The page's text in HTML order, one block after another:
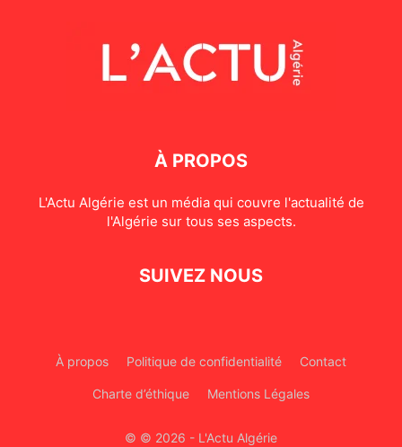
À PROPOS
L'Actu Algérie est un média qui couvre l'actualité de
l'Algérie sur tous ses aspects.
SUIVEZ NOUS
À propos Politique de confidentialité Contact
Charte d’éthique Mentions Légales
© © 2026 - L'Actu Algérie